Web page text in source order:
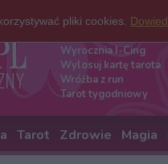
Darmowe
Wyrocznia I-Cing
Wylosuj kartę tarota
Wróżba z run
Tarot tygodniowy
Tarot Zdrowie Magia
pliki cookies.